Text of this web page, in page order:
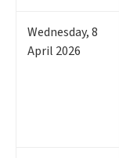
Wednesday,8
April 2026